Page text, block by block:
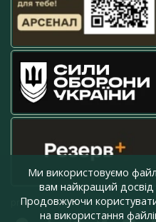
press@armyinform.com.ua
Ми використовуємо
вам найкращий
Продовжуючи
на використання